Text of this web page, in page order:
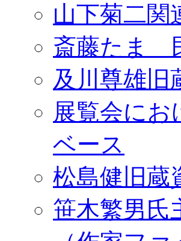
山下菊二関
斎藤たま
及川尊雄旧
展覧会に
ベース
松島健旧蔵
笹木繁男氏